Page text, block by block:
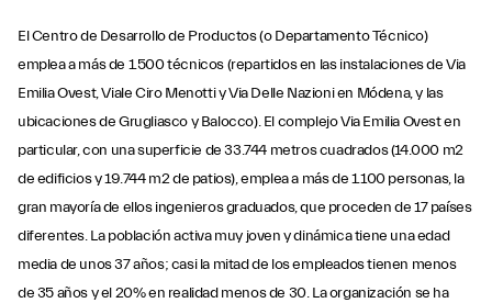
El Centro de Desarrollo de Productos (o Departamento Técnico)
emplea a más de 1.500 técnicos (repartidos en las instalaciones de Via
Emilia Ovest, Viale Ciro Menotti y Via Delle Nazioni en Módena, y las
ubicaciones de Grugliasco y Balocco). El complejo Via Emilia Ovest en
particular, con una superficie de 33.744 metros cuadrados (14.000 m2
de edificios y 19.744 m2 de patios), emplea a más de 1.100 personas, la
gran mayoría de ellos ingenieros graduados, que proceden de 17 países
diferentes. La población activa muy joven y dinámica tiene una edad
media de unos 37 años; casi la mitad de los empleados tienen menos
de 35 años y el 20% en realidad menos de 30. La organización se ha